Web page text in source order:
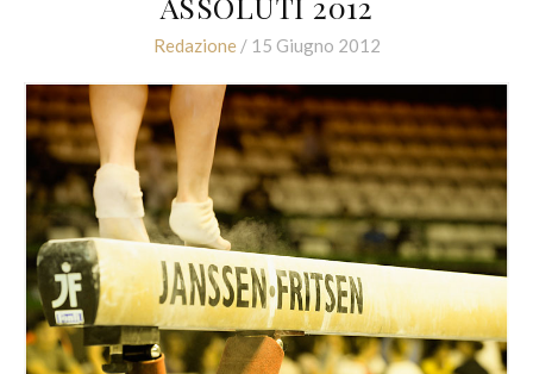
Redazione/ 15 Giugno 2012